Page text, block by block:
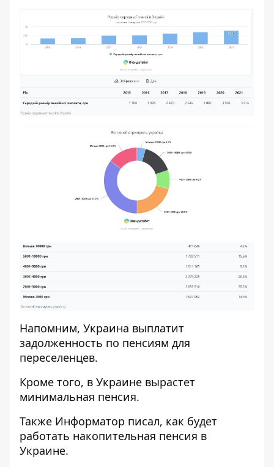
Напомним, Украина выплатит
задолженность по пенсиям для
переселенцев.
Кроме того, в Украине вырастет
минимальная пенсия.
Также Информатор писал, как будет
работать накопительная пенсия в
Украине.